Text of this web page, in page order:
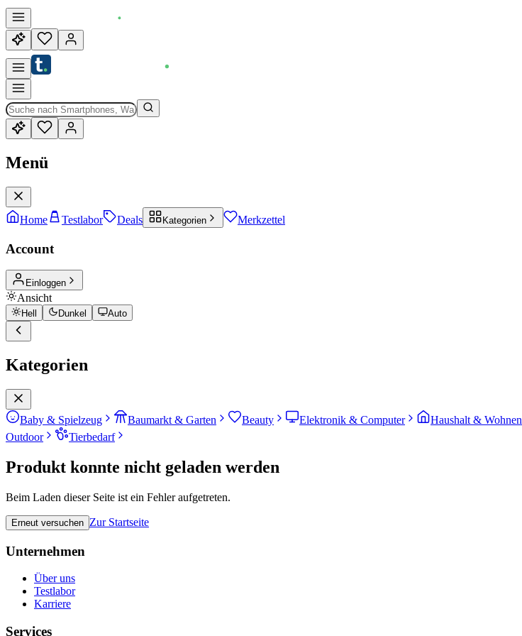
Menü
Home Testlabor Deals Kategorien Merkzettel
Account
Einloggen
Ansicht
Hell Dunkel Auto
Kategorien
Baby & Spielzeug Baumarkt & Garten Beauty Elektronik & Computer Haushalt & Wohnen
Outdoor
Tierbedarf
Produkt konnte nicht geladen werden
Beim Laden dieser Seite ist ein Fehler aufgetreten.
Erneut versuchen Zur Startseite
Unternehmen
Über uns
Testlabor
Karriere
Services